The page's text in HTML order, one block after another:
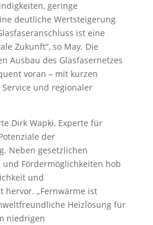
geringe
deutliche Wertsteigerung
ist eine
Zukunft“, so May. Die
Ausbau des Glasfasernetzes
voran – mit kurzen
und regionaler
Dirk Wapki, Experte für
der
Neben gesetzlichen
Fördermöglichkeiten hob
und
hervor. „Fernwärme ist
Heizlösung für
niedrigen